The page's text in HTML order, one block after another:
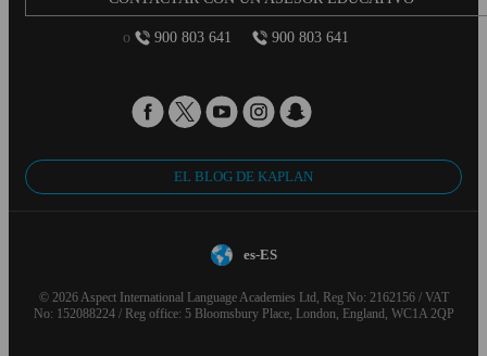
o 900 803 641 900 803 641
EL BLOG DE KAPLAN
es-ES
© 2026 Aspect International Language Academies Ltd, Reg No: 2162156 / VAT
No: 152088224 / Reg office: 5 Bloomsbury Place, London, England, WC1A 2QP